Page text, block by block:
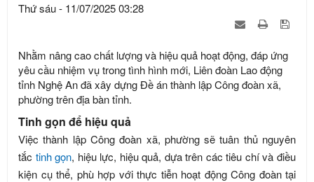
Thứ sáu - 11/07/2025 03:28
Nhằm nâng cao chất lượng và hiệu quả hoạt động, đáp ứng
yêu cầu nhiệm vụ trong tình hình mới, Liên đoàn Lao động
tỉnh Nghệ An đã xây dựng Đề án thành lập Công đoàn xã,
phường trên địa bàn tỉnh.
Tinh gọn để hiệu quả
Việc thành lập Công đoàn xã, phường sẽ tuân thủ nguyên
tắc tinh gọn, hiệu lực, hiệu quả, dựa trên các tiêu chí và điều
kiện cụ thể, phù hợp với thực tiễn hoạt động Công đoàn tại